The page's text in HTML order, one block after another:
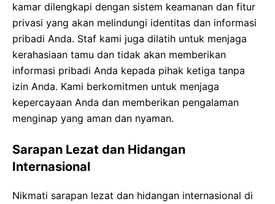
kamar dilengkapi dengan sistem keamanan dan fitur
privasi yang akan melindungi identitas dan informasi
pribadi Anda. Staf kami juga dilatih untuk menjaga
kerahasiaan tamu dan tidak akan memberikan
informasi pribadi Anda kepada pihak ketiga tanpa
izin Anda. Kami berkomitmen untuk menjaga
kepercayaan Anda dan memberikan pengalaman
menginap yang aman dan nyaman.
Sarapan Lezat dan Hidangan
Internasional
Nikmati sarapan lezat dan hidangan internasional di